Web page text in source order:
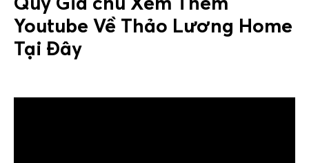
Youtube Về Thảo Lương Home
Tại Đây